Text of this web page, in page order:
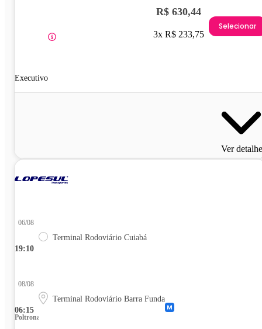
Executivo
R$ 630,44
3x R$ 233,75
Selecionar
Ver
19:10
06/08
Terminal Rodoviário Cuiabá
06:15
08/08
Terminal Rodoviário Barra Funda
Poltrona